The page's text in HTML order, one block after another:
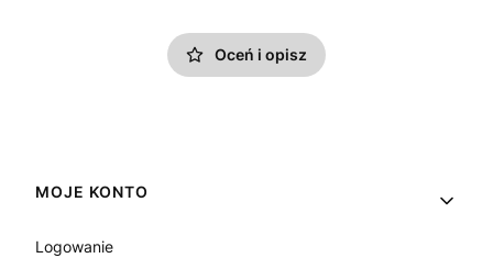
Oceń i opisz
Linki w stopce
MOJE KONTO
Logowanie